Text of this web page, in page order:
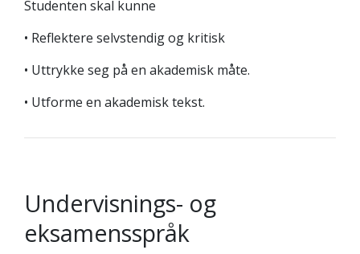
Studenten skal kunne
• Reflektere selvstendig og kritisk
• Uttrykke seg på en akademisk måte.
• Utforme en akademisk tekst.
Undervisnings- og
eksamensspråk